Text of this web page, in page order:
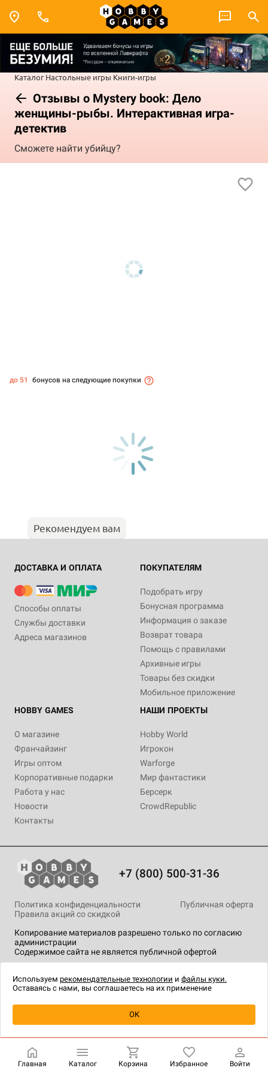
Каталог Настольные игры Книги-игры
Отзывы о Mystery book: Дело
женщины-рыбы. Интерактивная игра-
детектив
Сможете найти убийцу?
до 51 бонусов на следующие покупки
Рекомендуем вам
ДОСТАВКА И ОПЛАТА
Способы оплаты
Службы доставки
Адреса магазинов
ПОКУПАТЕЛЯМ
Подобрать игру
Бонусная программа
Информация о заказе
Возврат товара
Помощь с правилами
Архивные игры
Товары без скидки
Мобильное приложение
HOBBY GAMES
О магазине
Франчайзинг
Игры оптом
Корпоративные подарки
Работа у нас
Новости
Контакты
НАШИ ПРОЕКТЫ
Hobby World
Игрокон
Warforge
Мир фантастики
Берсерк
CrowdRepublic
+7 (800) 500-31-36
Копирование материалов разрешено только по согласию
администрации
Содержимое сайта не является публичной офертой
Политика конфиденциальности
Публичная оферта
Правила акций со скидкой
технологии.
Главная Каталог Корзина Избранное Войти
Используем рекомендательные технологии и файлы куки.
Оставаясь с нами, вы соглашаетесь на их применение
OK